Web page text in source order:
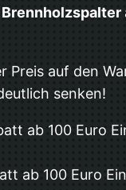
Brennholzspalter
Preis auf den
senken!
ab 100 Euro
ab 100 Euro